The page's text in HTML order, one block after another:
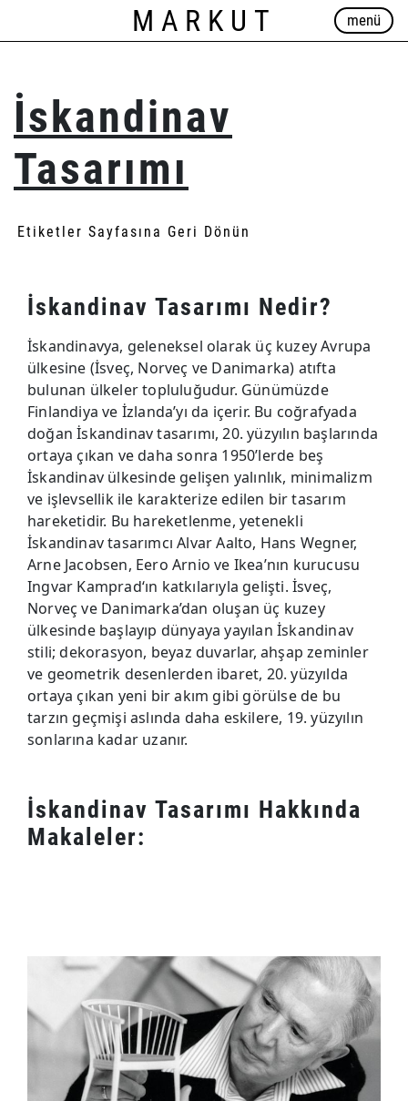
MARKUT menü
İskandinav
Tasarımı
Etiketler Sayfasına Geri Dönün
İskandinav Tasarımı Nedir?
İskandinavya, geleneksel olarak üç kuzey Avrupa
ülkesine (İsveç, Norveç ve Danimarka) atıfta
bulunan ülkeler topluluğudur. Günümüzde
Finlandiya ve İzlanda’yı da içerir. Bu coğrafyada
doğan İskandinav tasarımı, 20. yüzyılın başlarında
ortaya çıkan ve daha sonra 1950’lerde beş
İskandinav ülkesinde gelişen yalınlık, minimalizm
ve işlevsellik ile karakterize edilen bir tasarım
hareketidir. Bu hareketlenme, yetenekli
İskandinav tasarımcı Alvar Aalto, Hans Wegner,
Arne Jacobsen, Eero Arnio ve Ikea’nın kurucusu
Ingvar Kamprad‘ın katkılarıyla gelişti. İsveç,
Norveç ve Danimarka’dan oluşan üç kuzey
ülkesinde başlayıp dünyaya yayılan İskandinav
stili; dekorasyon, beyaz duvarlar, ahşap zeminler
ve geometrik desenlerden ibaret, 20. yüzyılda
ortaya çıkan yeni bir akım gibi görülse de bu
tarzın geçmişi aslında daha eskilere, 19. yüzyılın
sonlarına kadar uzanır.
İskandinav Tasarımı Hakkında
Makaleler: